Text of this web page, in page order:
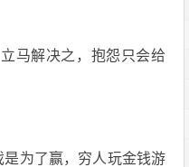
解决之，抱怨只会给
为了赢，穷人玩金钱游